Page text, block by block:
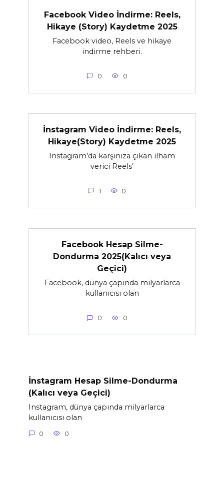
Facebook Video İndirme: Reels,
Hikaye (Story) Kaydetme 2025
Facebook video, Reels ve hikaye
indirme rehberi.
0 0
İnstagram Video İndirme: Reels,
Hikaye(Story) Kaydetme 2025
Instagram’da karşınıza çıkan ilham
verici Reels’
1 0
Facebook Hesap Silme-
Dondurma 2025(Kalıcı veya
Geçici)
Facebook, dünya çapında milyarlarca
kullanıcısı olan
0 0
İnstagram Hesap Silme-Dondurma
(Kalıcı veya Geçici)
Instagram, dünya çapında milyarlarca
kullanıcısı olan
0 0